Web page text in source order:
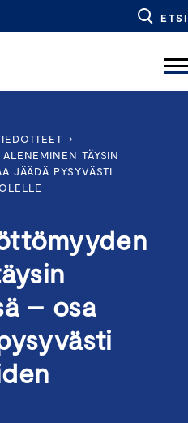
ETSI
›
TÄYSIN
JÄÄDÄ PYSYVÄSTI
– osa